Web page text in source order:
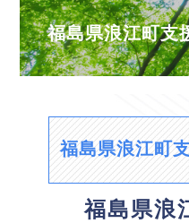
福島県浪江町支
福島県浪江町
福島県浪